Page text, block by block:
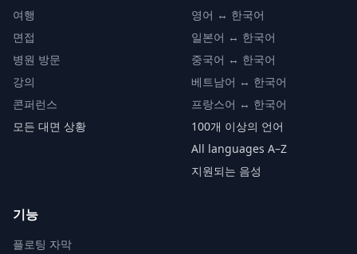
여행
면접
병원 방문
강의
콘퍼런스
모든 대면 상황
영어 ↔ 한국어
일본어 ↔ 한국어
중국어 ↔ 한국어
베트남어 ↔ 한국어
프랑스어 ↔ 한국어
100개 이상의 언어
All languages A–Z
지원되는 음성
기능
플로팅 자막